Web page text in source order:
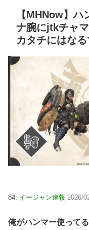
【MHNow】
ナ腕にjtkチャ
カタチにはな
84: イージャン速報 2026/
俺がハンマー使って